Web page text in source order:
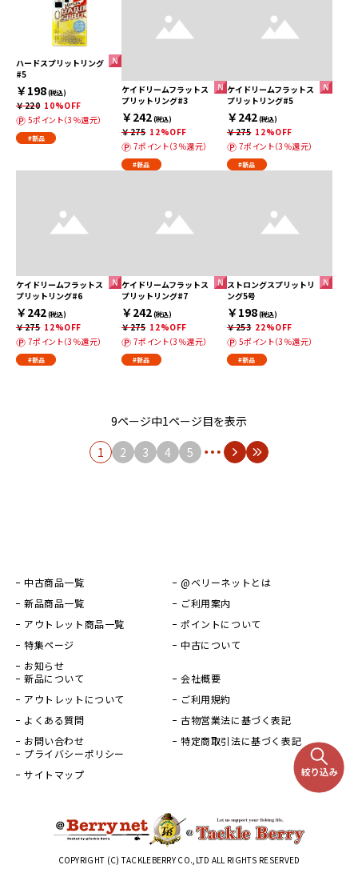
ハードスプリットリング
#5
￥198(税込)
￥220 10%OFF
5ポイント（3％還元）
#新品
ケイドリームフラットス
プリットリング#3
￥242(税込)
￥275 12%OFF
7ポイント（3％還元）
#新品
ケイドリームフラットス
プリットリング#5
￥242(税込)
￥275 12%OFF
7ポイント（3％還元）
#新品
ケイドリームフラットス
プリットリング#6
￥242(税込)
￥275 12%OFF
7ポイント（3％還元）
#新品
ケイドリームフラットス
プリットリング#7
￥242(税込)
￥275 12%OFF
7ポイント（3％還元）
#新品
ストロングスプリットリ
ング5号
￥198(税込)
￥253 22%OFF
5ポイント（3％還元）
#新品
9ページ中1ページ目を表示
1
2 3 4 5
中古商品一覧
新品商品一覧
アウトレット商品一覧
特集ページ
お知らせ
@ベリーネットとは
ご利用案内
ポイントについて
中古について
新品について
アウトレットについて
よくある質問
お問い合わせ
会社概要
ご利用規約
古物営業法に基づく表記
特定商取引法に基づく表記
プライバシーポリシー
サイトマップ
COPYRIGHT (C) TACKLEBERRY CO.,LTD ALL RIGHTS RESERVED